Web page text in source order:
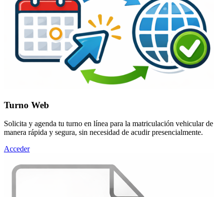
Turno Web
Solicita y agenda tu turno en línea para la matriculación vehicular de
manera rápida y segura, sin necesidad de acudir presencialmente.
Acceder